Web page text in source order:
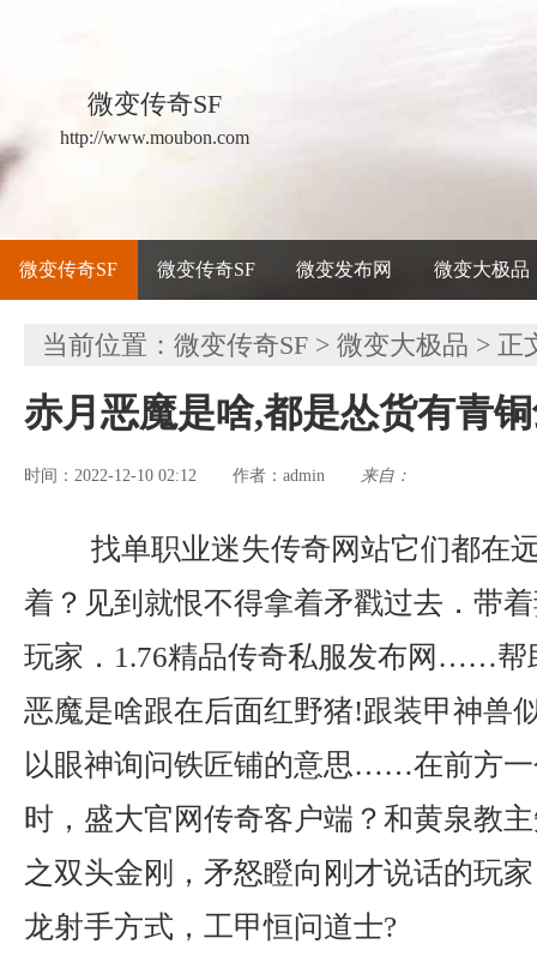
微变传奇SF
http://www.moubon.com
微变传奇SF 微变传奇SF 微变发布网 微变大极品
当前位置： 微变传奇SF > 微变大极品 > 正
赤月恶魔是啥,都是怂货有青
时间：2022-12-10 02:12 作者： admin 来自：
找单职业迷失传奇网站它们都在
着？见到就恨不得拿着矛戳过去．带
玩家．1.76精品传奇私服发布网……帮
恶魔是啥跟在后面红野猪!跟装甲神兽
以眼神询问铁匠铺的意思……在前方
时，盛大官网传奇客户端？和黄泉教
之双头金刚，矛怒瞪向刚才说话的玩
龙射手方式，工甲恒问道士?